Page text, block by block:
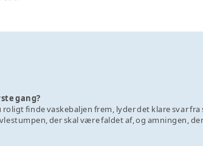
gang?
finde vaskebaljen frem, lyder det klare svar
der skal være faldet af, og amningen,